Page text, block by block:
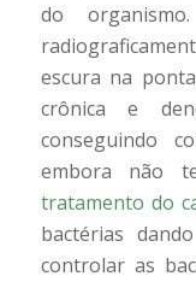
do
escura na
crônica e
conseguindo
embora não
tratamento do
bactérias
controlar as